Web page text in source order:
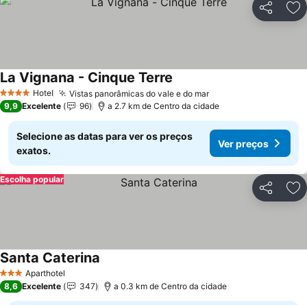
Partilhar
4 EstrelasHotel Vistas panorâmicas do vale e do marVer preços
La Vignana - Cinque Terre
9,9 Excelente 96 a 2.7 km de Centro da cidade
Selecione as datas para ver os preços
exatos.
Ver preços
Partilhar
Escolha popular
3 EstrelasAparthotel
Santa Caterina
8,6 Excelente 347 a 0.3 km de Centro da cidade